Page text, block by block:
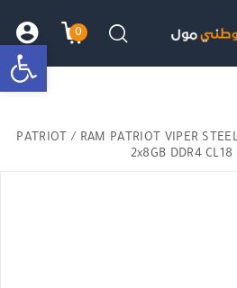
ليصلك كل جديد ؟
0
עגלתחיפוש
PATRIOT/ RAM PATRIOT VIPER
2x8GB DDR4 CL18